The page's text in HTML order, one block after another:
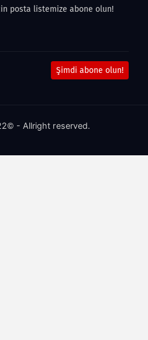
posta listemize abone olun!
Şimdi abone olun!
- Allright reserved.